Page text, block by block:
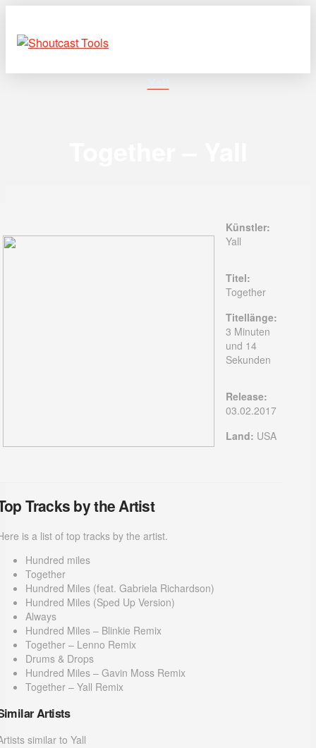
Yall
Künstler:
Yall
Titel:
Together
Titellänge:
3 Minuten
und 14
Sekunden
Release:
03.02.2017
Land: USA
Tracks by the Artist
is a list of top tracks by the artist.
Hundred miles
Together
Hundred Miles (feat. Gabriela Richardson)
Hundred Miles (Sped Up Version)
Always
Hundred Miles – Blinkie Remix
Together – Lenno Remix
Drums & Drops
Hundred Miles – Gavin Moss Remix
Together – Yall Remix
Artists
similar to Yall